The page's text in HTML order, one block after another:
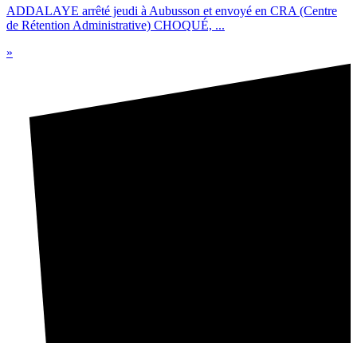
ADDALAYE arrêté jeudi à Aubusson et envoyé en CRA (Centre
de Rétention Administrative) CHOQUÉ, ...
»